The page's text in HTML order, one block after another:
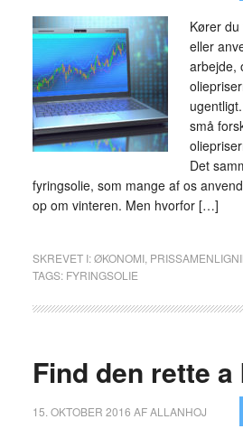
Kører
eller
arbejde,
små
Det
fyringsolie, som mange af os
op om vinteren. Men hvorfor […]
SKREVET I:ØKONOMI,
TAGS: FYRINGSOLIE
Find den rette a
15. OKTOBER 2016 AFALLANHOJ